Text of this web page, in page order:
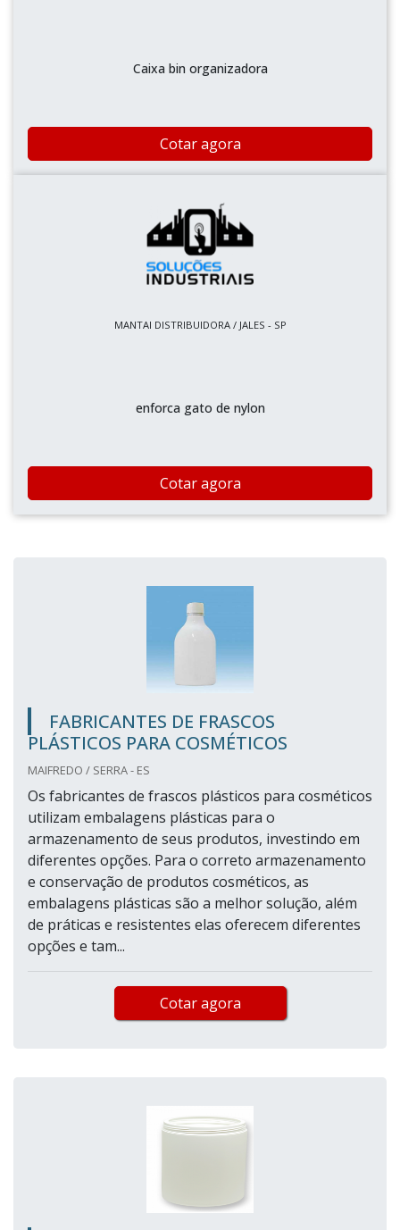
Caixa bin organizadora
Cotar agora
MANTAI DISTRIBUIDORA / JALES - SP
enforca gato de nylon
Cotar agora
FABRICANTES DE FRASCOS
PLÁSTICOS PARA COSMÉTICOS
MAIFREDO / SERRA - ES
Os fabricantes de frascos plásticos para cosméticos
utilizam embalagens plásticas para o
armazenamento de seus produtos, investindo em
diferentes opções. Para o correto armazenamento
e conservação de produtos cosméticos, as
embalagens plásticas são a melhor solução, além
de práticas e resistentes elas oferecem diferentes
opções e tam...
Cotar agora